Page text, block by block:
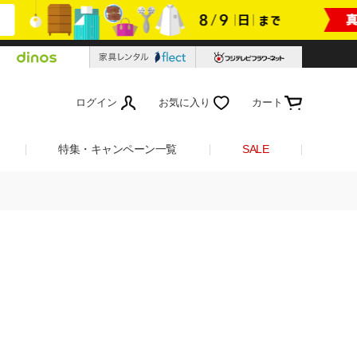
ログイン お気に入り カート
特集・キャンペーン一覧 SALE